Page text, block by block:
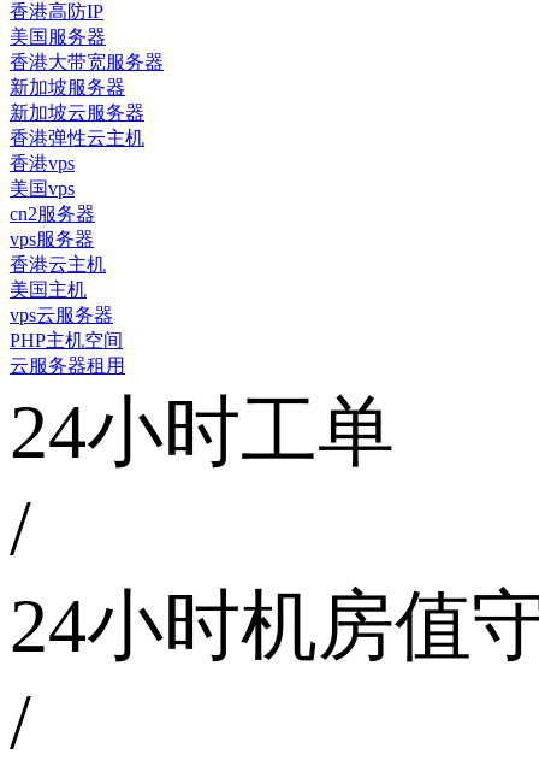
香港高防IP
美国服务器
香港大带宽服务器
新加坡服务器
新加坡云服务器
香港弹性云主机
香港vps
美国vps
cn2服务器
vps服务器
香港云主机
美国主机
vps云服务器
PHP主机空间
云服务器租用
24小时工单
/
24小时机房值
/